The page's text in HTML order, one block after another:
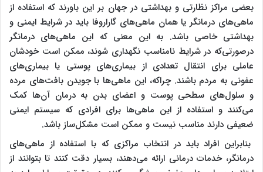
بعضی مراکز نظارتی و بهداشتی در جهان بر این باورند که استفاده از
ماهی‌های درمانگر یا همان ماهی‌های گاراروفا باید در شرایط ایمنی و
بهداشتی خاصی باشد. به این معنی که این ماهی‌های درمانگر
درصورتی‌که در شرایط نامناسب نگهداری شوند، ممکن است خودشان
عاملی برای انتقال تعدادی از بیماری‌های پوستی یا بیماری‌های
عفونی به مردم باشند. چراکه، این ماهی‌ها با جویدن بافت‌های مرده
و سلول‌های سطحی پوست و اعضای بدن به درمان آن‌ها کمک
می‌کنند و استفاده از این ماهی‌ها برای افرادی که سیستم ایمنی
ضعیفی دارند مناسب نیست و ممکن است مشکل‌ساز باشد.
بنابراین افراد باید در انتخاب مراکزی که با استفاده از ماهی‌های
درمانگر، خدمات درمانی ارائه می‌دهند، بسیار دقت کنند تا بتوانند از